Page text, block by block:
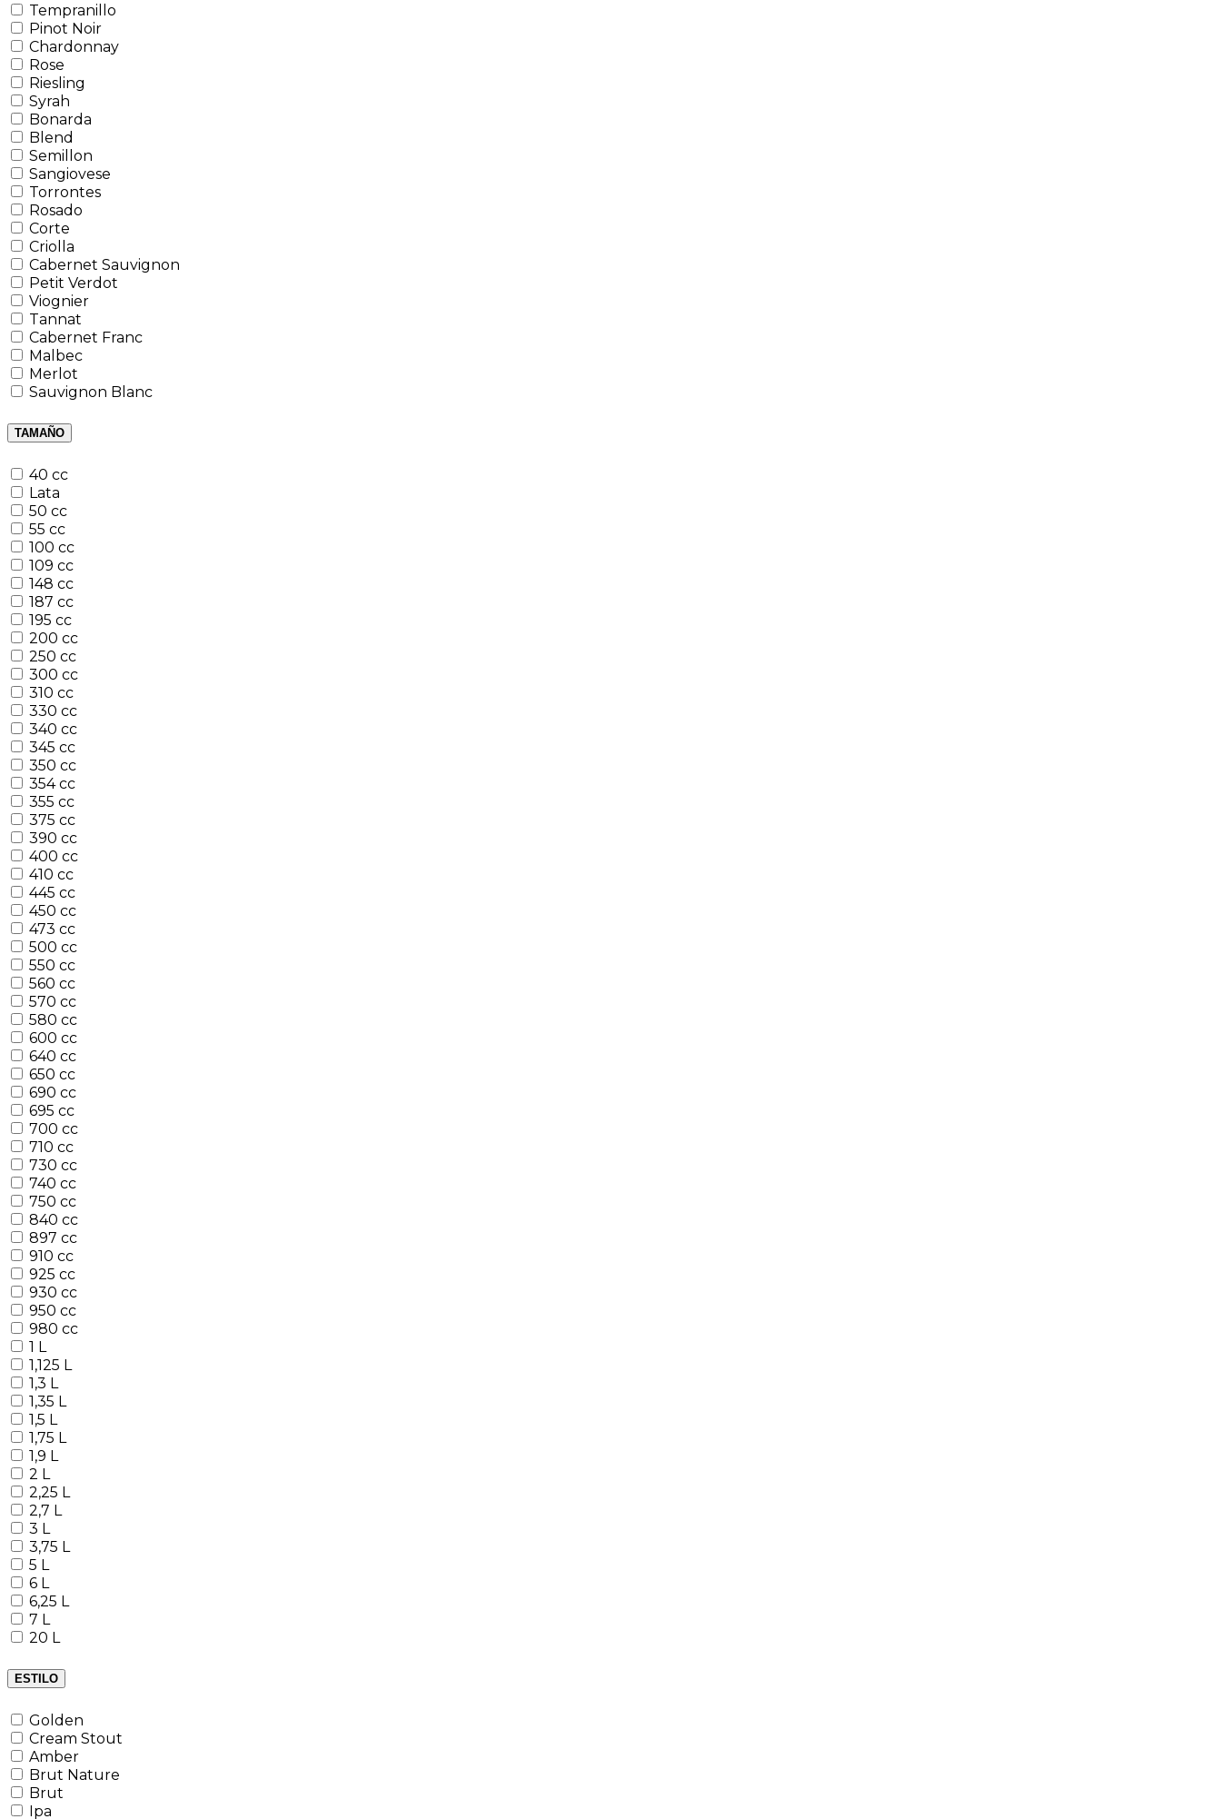
Tempranillo
Pinot Noir
Chardonnay
Rose
Riesling
Syrah
Bonarda
Blend
Semillon
Sangiovese
Torrontes
Rosado
Corte
Criolla
Cabernet Sauvignon
Petit Verdot
Viognier
Tannat
Cabernet Franc
Malbec
Merlot
Sauvignon Blanc
TAMAÑO
40 cc
Lata
50 cc
55 cc
100 cc
109 cc
148 cc
187 cc
195 cc
200 cc
250 cc
300 cc
310 cc
330 cc
340 cc
345 cc
350 cc
354 cc
355 cc
375 cc
390 cc
400 cc
410 cc
445 cc
450 cc
473 cc
500 cc
550 cc
560 cc
570 cc
580 cc
600 cc
640 cc
650 cc
690 cc
695 cc
700 cc
710 cc
730 cc
740 cc
750 cc
840 cc
897 cc
910 cc
925 cc
930 cc
950 cc
980 cc
1 L
1,125 L
1,3 L
1,35 L
1,5 L
1,75 L
1,9 L
2 L
2,25 L
2,7 L
3 L
3,75 L
5 L
6 L
6,25 L
7 L
20 L
ESTILO
Golden
Cream Stout
Amber
Brut Nature
Brut
Ipa